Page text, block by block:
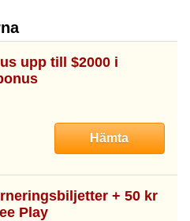
upp till $2000 i
Hämta
+ 50 kr
Play